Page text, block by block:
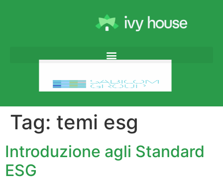
Tag: temi esg
Introduzione agli Standard
ESG